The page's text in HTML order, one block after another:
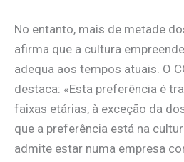
No entanto, mais de metade
afirma que a cultura
adequa aos tempos atuais. O
destaca: «Esta preferência é
faixas etárias, à exceção da
que a preferência está na
admite estar numa empresa